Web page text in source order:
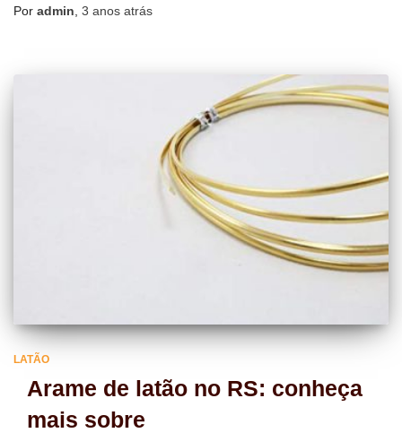
Por admin 3 anos atrás
LATÃO
Arame de latão no RS: conheça
mais sobre